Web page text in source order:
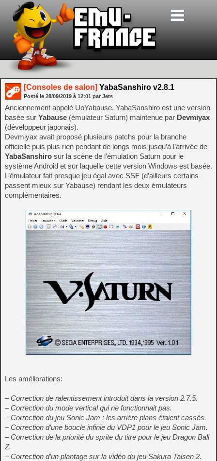
[Consoles de salon] YabaSanshiro v2.8.1
Posté le 28/09/2019 à 12:01 par Jets
Anciennement appelé UoYabause, YabaSanshiro est une version
basée sur Yabause (émulateur Saturn) maintenue par Devmiyax
(développeur japonais).
Devmiyax avait proposé plusieurs patchs pour la branche
officielle puis plus rien pendant de longs mois jusqu’à l’arrivée de
YabaSanshiro sur la scène de l’émulation Saturn pour le
système Android et sur laquelle cette version Windows est basée.
L’émulateur fait presque jeu égal avec SSF (d’ailleurs certains
passent mieux sur Yabause) rendant les deux émulateurs
complémentaires.
Les améliorations:
– Correction de ralentissement introduit dans la version 2.7.5.
– Correction du mode vertical qui ne fonctionnait pas.
– Correction du jeu Sonic Jam : les arrière plans étaient cassés.
– Correction d’une boucle infinie du VDP1 pour le jeu Sonic Jam.
– Correction de la priorité du sprite du titre pour le jeu Dragon Ball
Z.
– Correction d’un plantage sur la vidéo du jeu Sakura Taisen 2.